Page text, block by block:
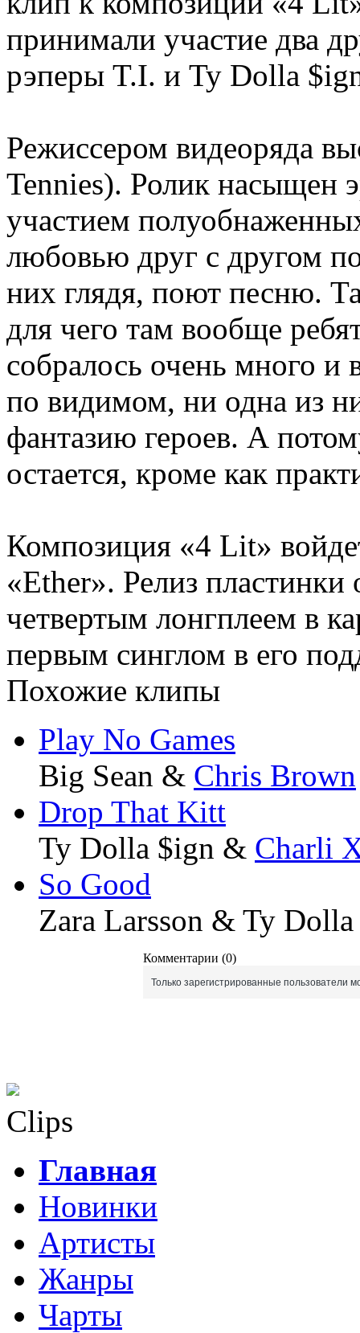
принимали участие два
рэперы T.I. и Ty Dolla
Режиссером видеоряда
Tennies). Ролик насыщен
участием
любовью друг с другом
них глядя, поют песню.
для чего там вообще
собралось очень много и
по видимом, ни одна из
фантазию героев. А
остается, кроме как
Композиция «4 Lit»
«Ether». Релиз
четвертым лонгплеем в
первым синглом в его
Похожие клипы
Play No Games
Big Sean & Chris Brown
Drop That Kitt
Ty Dolla $ign & Charli
So Good
Zara Larsson & Ty
Комментарии (0)
Только зарегистрированные пользователи
Clips
Главная
Новинки
Артисты
Жанры
Чарты